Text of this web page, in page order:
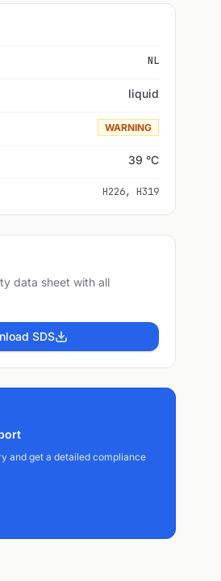
NL
liquid
WARNING
39 °C
H226, H319
data sheet with all
SDS
and get a detailed compliance